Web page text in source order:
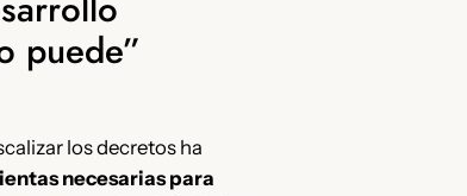
puede”
los decretos ha
necesarias para